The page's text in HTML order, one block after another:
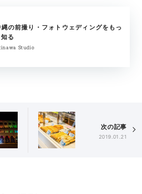
縄の前撮り・フォトウェディングをもっ
知る
Studio
次の記事
2019.01.21